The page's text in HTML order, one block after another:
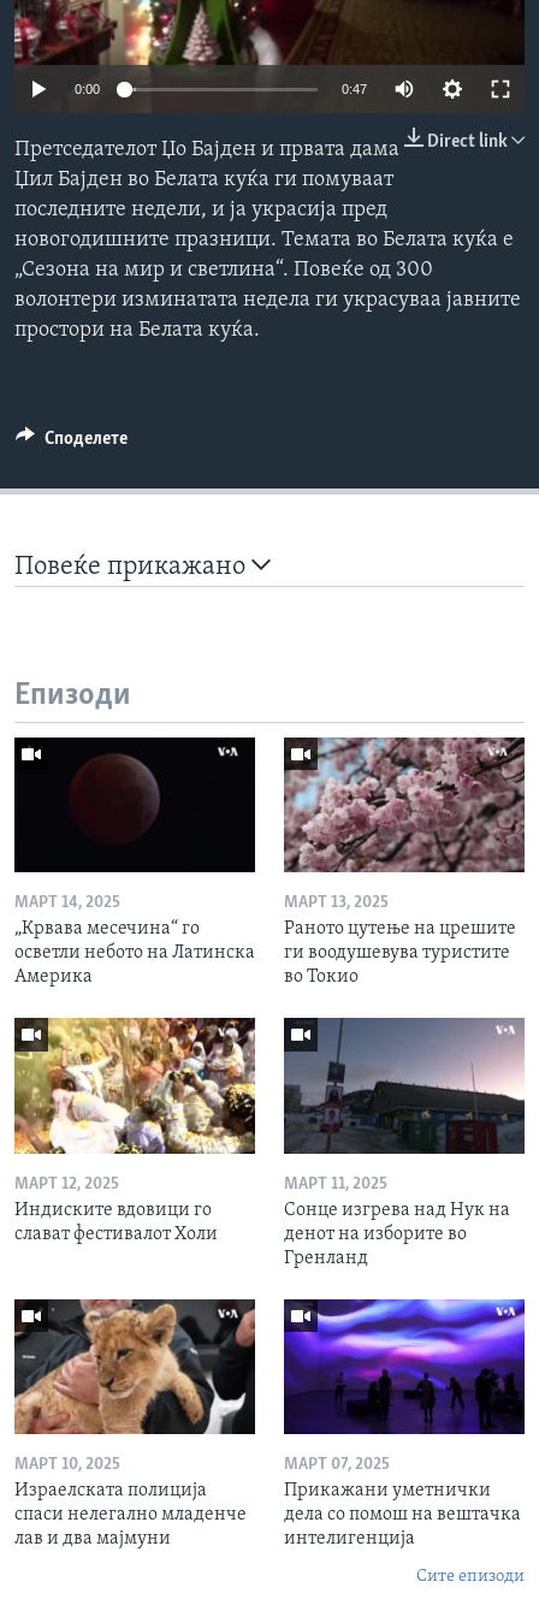
ИНТЕРВЈУА
Јазици
0:00 0:47
Direct link
Претседателот Џо Бајден и првата дама
Џил Бајден во Белата куќа ги помуваат
последните недели, и ја украсија пред
новогодишните празници. Темата во Белата куќа е
„Сезона на мир и светлина“. Повеќе од 300
волонтери изминатата недела ги украсуваа јавните
простори на Белата куќа.
Споделете
Повеќе прикажано
Епизоди
МАРТ 14, 2025
„Крвава месечина“ го
осветли небото на Латинска
Америка
МАРТ 13, 2025
Раното цутење на црешите
ги воодушевува туристите
во Токио
МАРТ 12, 2025
Индиските вдовици го
слават фестивалот Холи
МАРТ 11, 2025
Сонце изгрева над Нук на
денот на изборите во
Гренланд
МАРТ 10, 2025
Израелската полиција
спаси нелегално младенче
лав и два мајмуни
МАРТ 07, 2025
Прикажани уметнички
дела со помош на вештачка
интелигенција
Сите епизоди